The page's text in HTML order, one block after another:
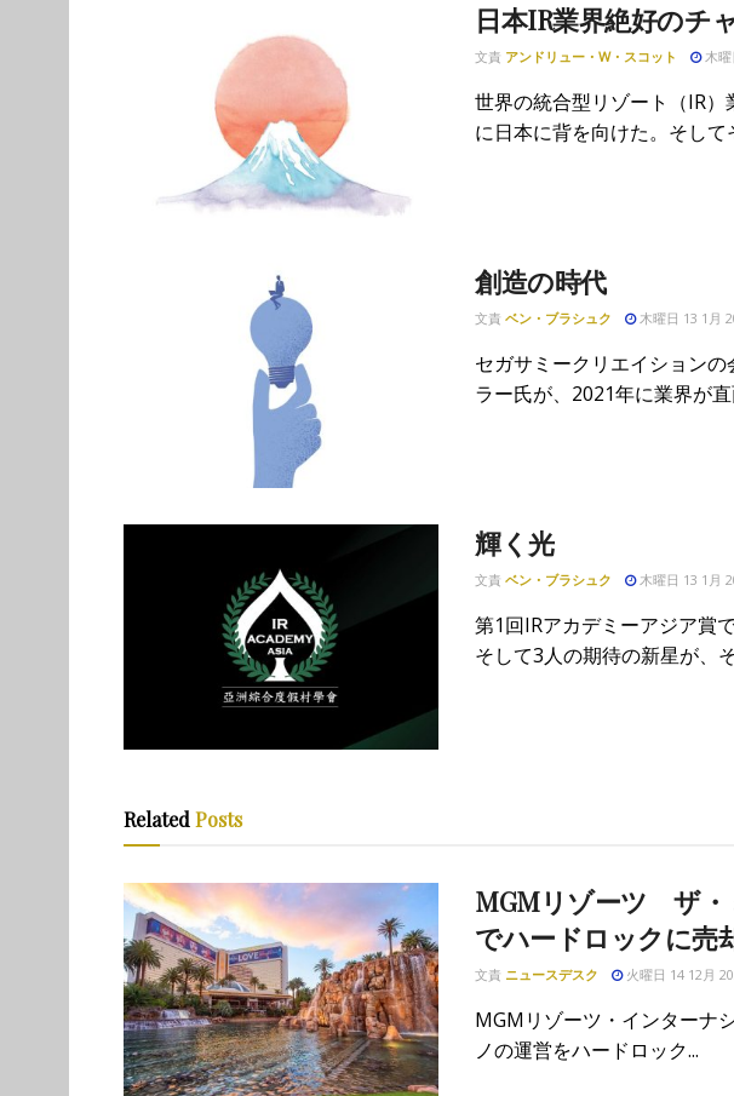
日本IR業界絶好のチ
文責 アンドリュー・W・スコット 木曜
世界の統合型リゾート（IR
に日本に背を向けた。そして
創造の時代
文責 ベン・ブラシュク 木曜日 13 1月
セガサミークリエイション
ラー氏が、2021年に業界が
輝く光
文責 ベン・ブラシュク 木曜日 13 1月
第1回IRアカデミーアジア賞
そして3人の期待の新星が、
Related Posts
MGMリゾーツ ザ・
でハードロックに売
文責 ニュースデスク 火曜日 14 12月
MGMリゾーツ・インターナ
ノの運営をハードロック...